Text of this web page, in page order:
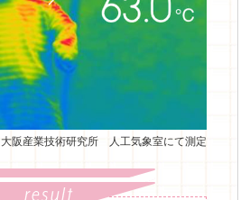
大阪産業技術研究所 人工気象室にて測定